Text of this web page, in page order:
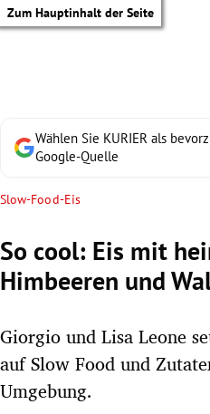
Zum Hauptinhalt der Seite
Untermenü
Wählen Sie KURIER als
Google-Quelle
Slow-Food-Eis
So cool: Eis mit
Himbeeren und
Giorgio und Lisa Leone
auf Slow Food und
Umgebung.